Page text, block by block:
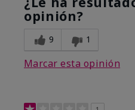
opinión?
9 1
Marcar esta opinión